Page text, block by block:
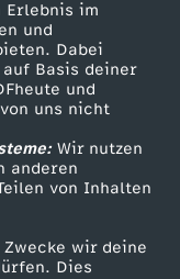
im
und
Dabei
Basis deiner
und
uns nicht
Wir nutzen
anderen
von Inhalten
wir deine
Dies